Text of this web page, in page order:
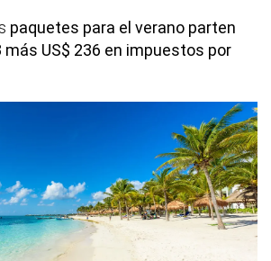
paquetes para el verano parten
más US$ 236 en impuestos por